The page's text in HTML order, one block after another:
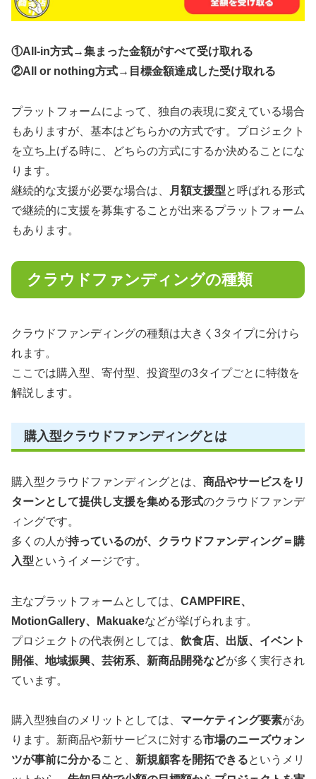
①All-in方式→集まった金額がすべて受け取れる
②All or nothing方式→目標金額達成した受け取れる
プラットフォームによって、独自の表現に変えている場合
もありますが、基本はどちらかの方式です。プロジェクト
を立ち上げる時に、どちらの方式にするか決めることにな
ります。
継続的な支援が必要な場合は、
月額支援型と呼ばれる形式
で継続的に支援を募集することが出来るプラットフォーム
もあります。
クラウドファンディングの種類
クラウドファンディングの種類は大きく3タイプに分けら
れます。
ここでは購入型、寄付型、投資型の3タイプごとに特徴を
解説します。
購入型クラウドファンディングとは
購入型クラウドファンディングとは、 商品やサービスをリ
ターンとして提供し支援を集める形式のクラウドファンデ
ィングです。
多くの人が持っているのが、クラウドファンディング＝購
入型というイメージです。
主なプラットフォームとしては、 CAMPFIRE、
MotionGallery、Makuakeなどが挙げられます。
プロジェクトの代表例としては、 飲食店、出版、イベント
開催、地域振興、芸術系、新商品開発などが多く実行され
ています。
購入型独自のメリットとしては、 マーケティング要素があ
ります。新商品や新サービスに対する市場のニーズウォン
ツが事前に分かること、 新規顧客を開拓できるというメリ